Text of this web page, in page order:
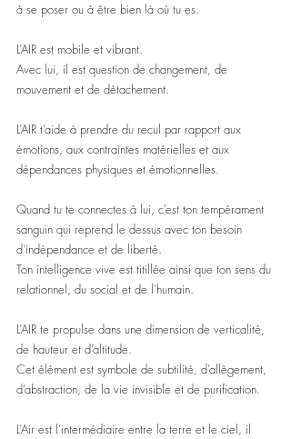
à se poser ou à être bien là où tu es.
L’AIR est mobile et vibrant.
Avec lui, il est question de changement, de
mouvement et de détachement.
L’AIR t’aide à prendre du recul par rapport aux
émotions, aux contraintes matérielles et aux
dépendances physiques et émotionnelles.
Quand tu te connectes à lui, c’est ton tempérament
sanguin qui reprend le dessus avec ton besoin
d’indépendance et de liberté.
Ton intelligence vive est titillée ainsi que ton sens du
relationnel, du social et de l’humain.
L’AIR te propulse dans une dimension de verticalité,
de hauteur et d’altitude.
Cet élément est symbole de subtilité, d’allègement,
d’abstraction, de la vie invisible et de purification.
L’Air est l’intermédiaire entre la terre et le ciel, il